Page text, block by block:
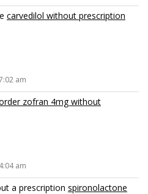
carvedilol without prescription
am
zofran 4mg without
am
a prescription spironolactone